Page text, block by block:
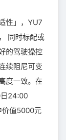
性」，YU7
同时标配或
的驾驶操控
续阻尼可变
度一致。在
24:00
价值5000元